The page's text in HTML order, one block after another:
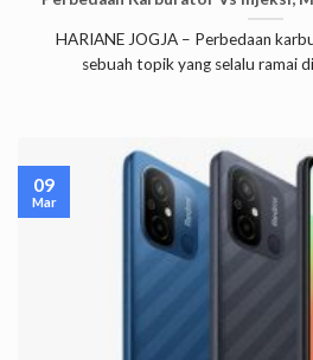
HARIANE JOGJA – Perbedaan
sebuah topik yang selalu ramai
09
Mar